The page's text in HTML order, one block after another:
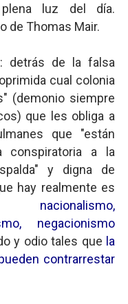
plena luz del día.
de Thomas Mair.
detrás de la falsa
cual colonia
(demonio siempre
que les obliga a
que "están
conspiratoria a la
y digna de
hay realmente es
negacionismo
y odio tales que la
contrarrestar